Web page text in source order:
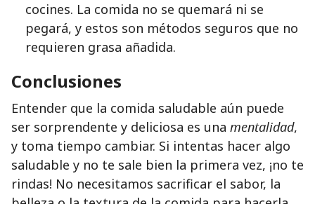
cocines. La comida no se quemará ni se
pegará, y estos son métodos seguros que no
requieren grasa añadida.
Conclusiones
Entender que la comida saludable aún puede
ser sorprendente y deliciosa es una mentalidad,
y toma tiempo cambiar. Si intentas hacer algo
saludable y no te sale bien la primera vez, ¡no te
rindas! No necesitamos sacrificar el sabor, la